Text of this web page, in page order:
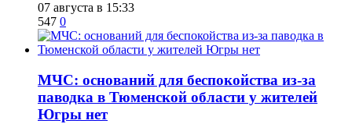
07 августа в 15:33
547 0
​МЧС: оснований для беспокойства из-за
паводка в Тюменской области у жителей
Югры нет